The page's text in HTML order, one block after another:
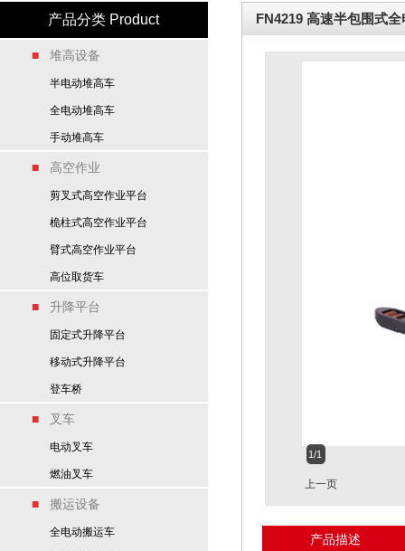
产品分类 Product
■ 堆高设备
半电动堆高车
全电动堆高车
手动堆高车
■ 高空作业
剪叉式高空作业平台
桅柱式高空作业平台
臂式高空作业平台
高位取货车
■ 升降平台
固定式升降平台
移动式升降平台
登车桥
■ 叉车
电动叉车
燃油叉车
■ 搬运设备
全电动搬运车
FN4219 高速半包围式
1/1
上一页
产品描述